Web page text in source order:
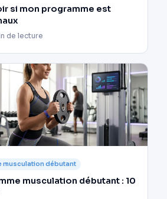
si mon programme est
de lecture
musculation débutant
musculation débutant : 10